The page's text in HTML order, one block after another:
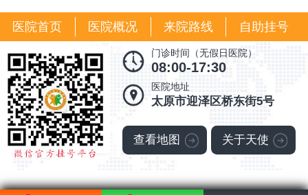
医院首页 医院概况 来院路线 自助挂号
门诊时间（无假日医院）
08:00-17:30
医院地址
太原市迎泽区桥东街5号
查看地图 关于天使